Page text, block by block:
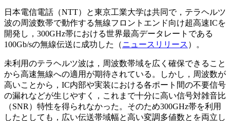
日本電信電話（NTT）と東京工業大学は共同で，テラヘルツ
波の周波数帯で動作する無線フロントエンド向け超高速ICを
開発し，300GHz帯における世界最高データレートである
100Gb/sの無線伝送に成功した（ニュースリリース ）。
未利用のテラヘルツ波は，周波数帯域を広く確保できること
から高速無線への適用が期待されている。しかし，周波数が
高いことから，IC内部や実装における各ポート間の不要信号
の漏れなどが生じやすく，これまで十分に高い信号対雑音比
（SNR）特性を得られなかった。そのため300GHz帯を利用
したとしても，広い伝送帯域幅と高い変調多値数とを両立し